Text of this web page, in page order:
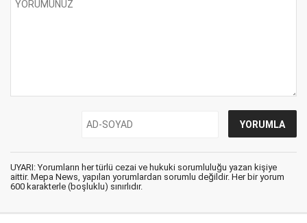
UYARI: Yorumların her türlü cezai ve hukuki sorumluluğu yazan kişiye
aittir. Mepa News, yapılan yorumlardan sorumlu değildir. Her bir yorum
600 karakterle (boşluklu) sınırlıdır.